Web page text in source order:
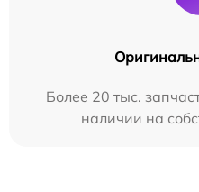
Более 20 тыс.
наличии на